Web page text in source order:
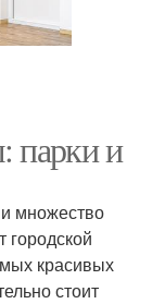
парки и
множество
городской
красивых
стоит